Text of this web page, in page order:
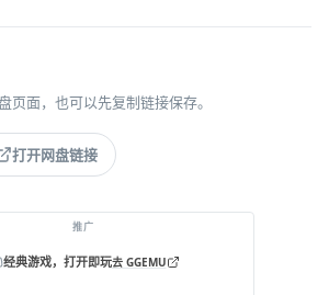
页面，也可以先复制链接保存。
打开网盘链接
推广
经典游戏，打开即玩去 GGEMU